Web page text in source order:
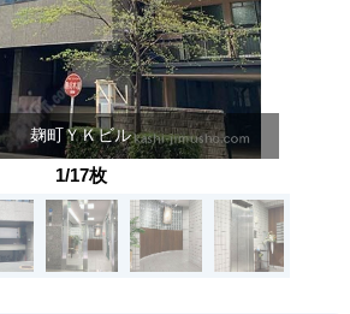
麹町ＹＫビル
1/17枚